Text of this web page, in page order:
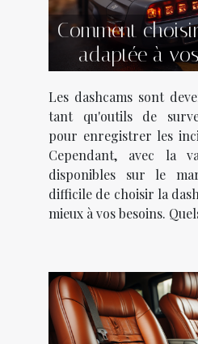
Comment
adaptée à
Les dashcams sont
tant qu'outils de
pour enregistrer les
Cependant, avec la
disponibles sur le
difficile de choisir la
mieux à vos besoins.